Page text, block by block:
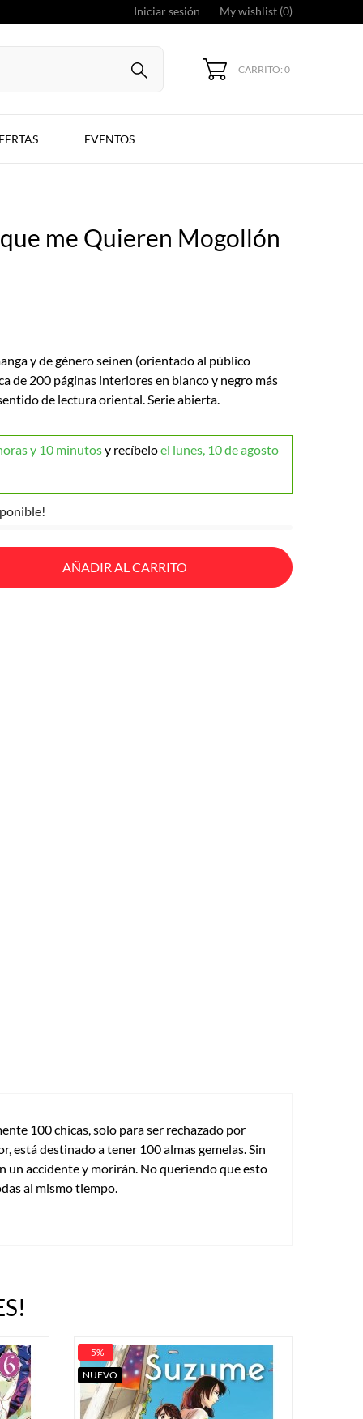
Iniciar sesión My wishlist (0)
CARRITO: 0
EVENTOS
me Quieren Mogollón
y de género seinen (orientado al público
de 200 páginas interiores en blanco y negro más
de lectura oriental. Serie abierta.
y 10 minutosy recíbeloel lunes, 10 de agosto
AÑADIR AL CARRITO
100 chicas, solo para ser rechazado por
está destinado a tener 100 almas gemelas. Sin
un accidente y morirán. No queriendo que esto
al mismo tiempo.
-5%
NUEVO